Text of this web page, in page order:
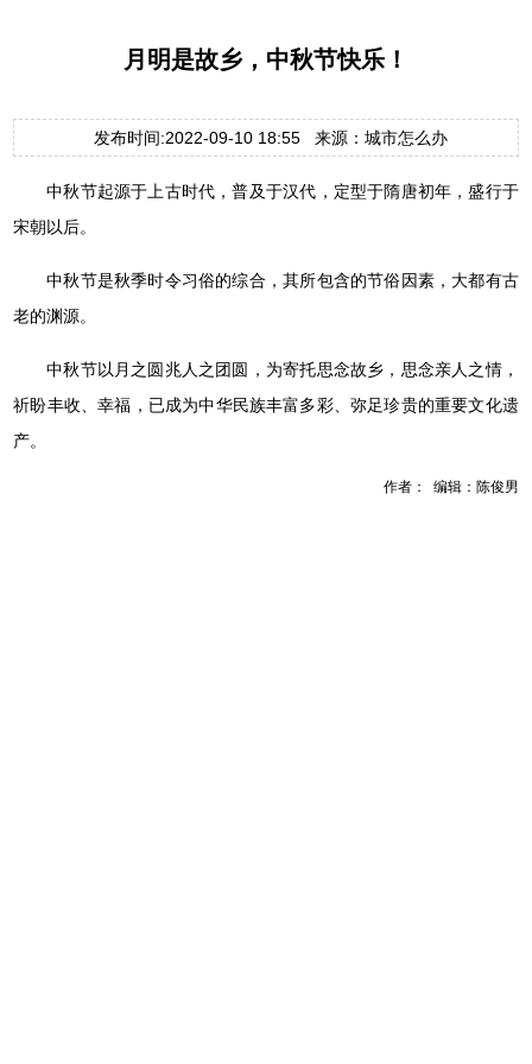
月明是故乡，中秋节快乐！
发布时间:2022-09-10 18:55 来源：城市怎么办
中秋节起源于上古时代，普及于汉代，定型于隋唐初年，盛行于
宋朝以后。
中秋节是秋季时令习俗的综合，其所包含的节俗因素，大都有古
老的渊源。
中秋节以月之圆兆人之团圆，为寄托思念故乡，思念亲人之情，
祈盼丰收、幸福，已成为中华民族丰富多彩、弥足珍贵的重要文化遗
产。
作者： 编辑：陈俊男